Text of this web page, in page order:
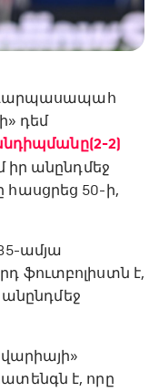
դարպասապահ
դեմ
(2-2)
իր անընդմեջ
50-ի,
ամյա
ֆուտբոլիստն է,
անընդմեջ
է, որը